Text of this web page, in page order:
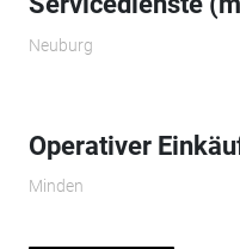
Neuburg
Operativer
Minden